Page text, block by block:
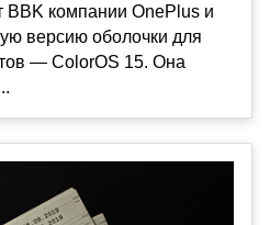
BBK компании OnePlus и
версию оболочки для
— ColorOS 15. Она